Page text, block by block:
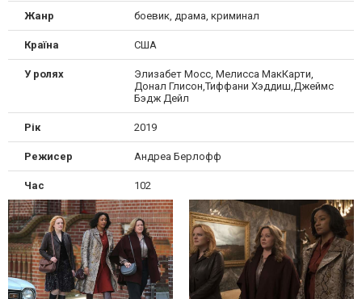
Жанр боевик, драма, криминал
Країна США
У ролях
Элизабет Мосс, Мелисса МакКарти,
Донал Глисон,Тиффани Хэддиш,Джеймс
Бэдж Дейл
Рік 2019
Режисер Андреа Берлофф
Час 102